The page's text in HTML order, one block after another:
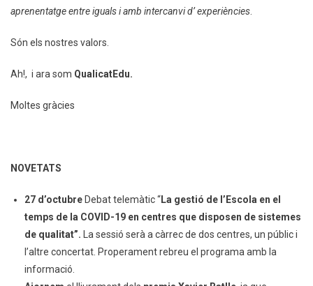
aprenentatge entre iguals i amb intercanvi d’ experiències
Són els nostres valors.
Ah!, i ara som QualicatEdu.
Moltes gràcies
NOVETATS
27 d’octubreDebat telemàtic “La gestió de l’Escola en el
temps de la COVID-19 en centres que disposen de sistemes
de qualitat”. La sessió serà a càrrec de dos centres, un públic i
l’altre concertat. Properament rebreu el programa amb la
informació.